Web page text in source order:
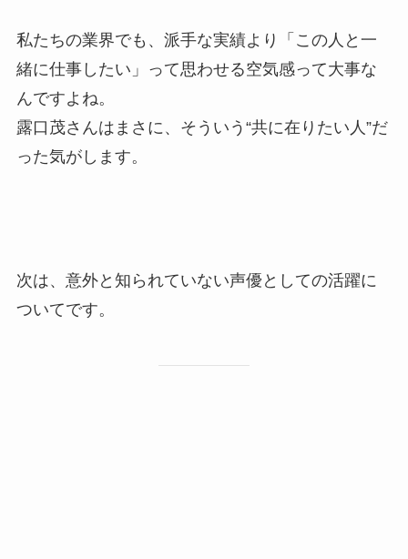
私たちの業界でも、派手な実績より「この人と一
緒に仕事したい」って思わせる空気感って大事な
んですよね。
露口茂さんはまさに、そういう“共に在りたい人”だ
った気がします。
次は、意外と知られていない声優としての活躍に
ついてです。